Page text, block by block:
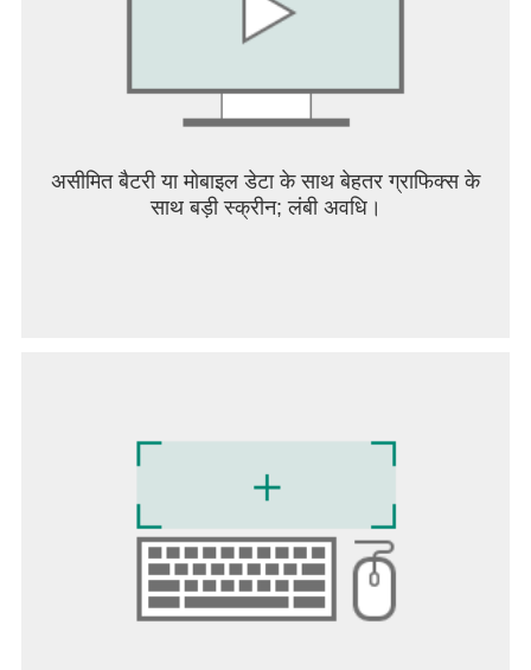
असीमित बैटरी या मोबाइल डेटा के साथ बेहतर ग्राफिक्स के
साथ बड़ी स्क्रीन; लंबी अवधि।